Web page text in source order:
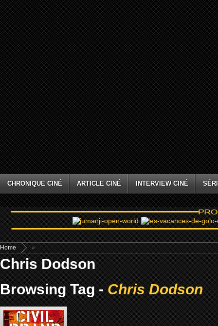
CHRONIQUE CINÉ ARTICLE CINÉ INTERVIEW CINÉ
Home »
Chris Dodson
Browsing Tag -Chris Dodson